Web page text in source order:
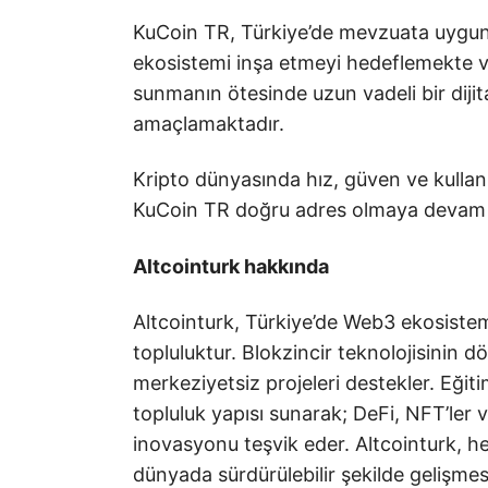
KuCoin TR, Türkiye’de mevzuata
ekosistemi inşa etmeyi hedeflemekte
sunmanın ötesinde uzun vadeli bir
amaçlamaktadır.
Kripto dünyasında hız, güven ve
KuCoin TR doğru adres olmaya
Altcointurk hakkında
Altcointurk, Türkiye’de Web3
topluluktur. Blokzincir teknolojisinin
merkeziyetsiz projeleri destekler.
topluluk yapısı sunarak; DeFi,
inovasyonu teşvik eder. Altcointurk,
dünyada sürdürülebilir şekilde